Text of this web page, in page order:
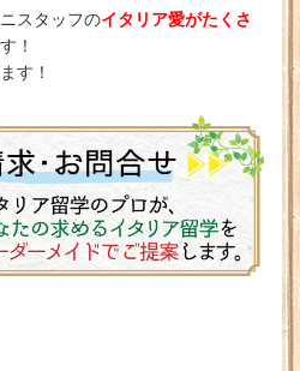
スタッフのイタリア愛がたくさ
！
す！